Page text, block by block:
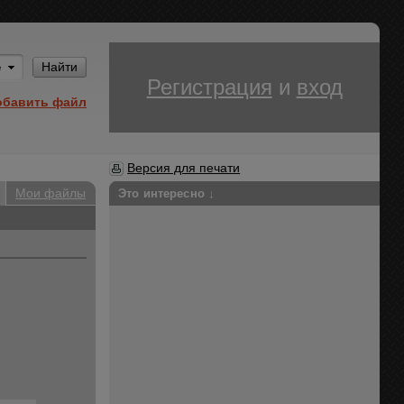
Найти
файл
Регистрация и вход
Версия для печати
Мои файлы
Это интересно ↓